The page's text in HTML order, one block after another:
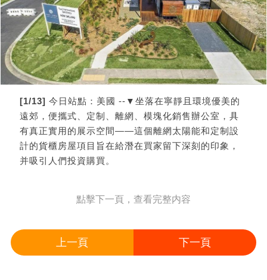
[1/13] 今日站點：美國 --▼坐落在寧靜且環境優美的
遠郊，便攜式、定制、離網、模塊化銷售辦公室，具
有真正實用的展示空間——這個離網太陽能和定制設
計的貨櫃房屋項目旨在給潛在買家留下深刻的印象，
并吸引人們投資購買。
點擊下一頁，查看完整内容
上一頁 下一頁